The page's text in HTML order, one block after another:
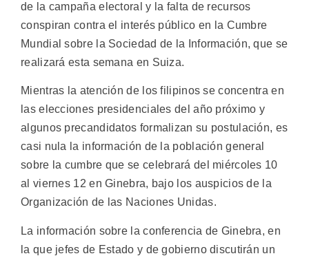
de la campaña electoral y la falta de recursos
conspiran contra el interés público en la Cumbre
Mundial sobre la Sociedad de la Información, que se
realizará esta semana en Suiza.
Mientras la atención de los filipinos se concentra en
las elecciones presidenciales del año próximo y
algunos precandidatos formalizan su postulación, es
casi nula la información de la población general
sobre la cumbre que se celebrará del miércoles 10
al viernes 12 en Ginebra, bajo los auspicios de la
Organización de las Naciones Unidas.
La información sobre la conferencia de Ginebra, en
la que jefes de Estado y de gobierno discutirán un